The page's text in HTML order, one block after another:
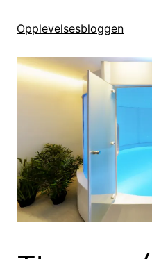
Opplevelsesbloggen